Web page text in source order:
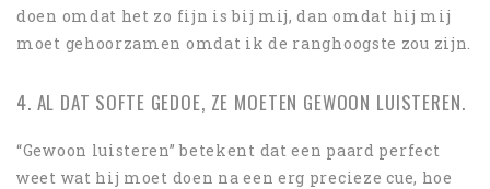
doen omdat het zo fijn is bij mij, dan omdat hij mij
moet gehoorzamen omdat ik de ranghoogste zou zijn.
4. AL DAT SOFTE GEDOE, ZE MOETEN GEWOON LUISTEREN.
“Gewoon luisteren” betekent dat een paard perfect
weet wat hij moet doen na een erg precieze cue, hoe